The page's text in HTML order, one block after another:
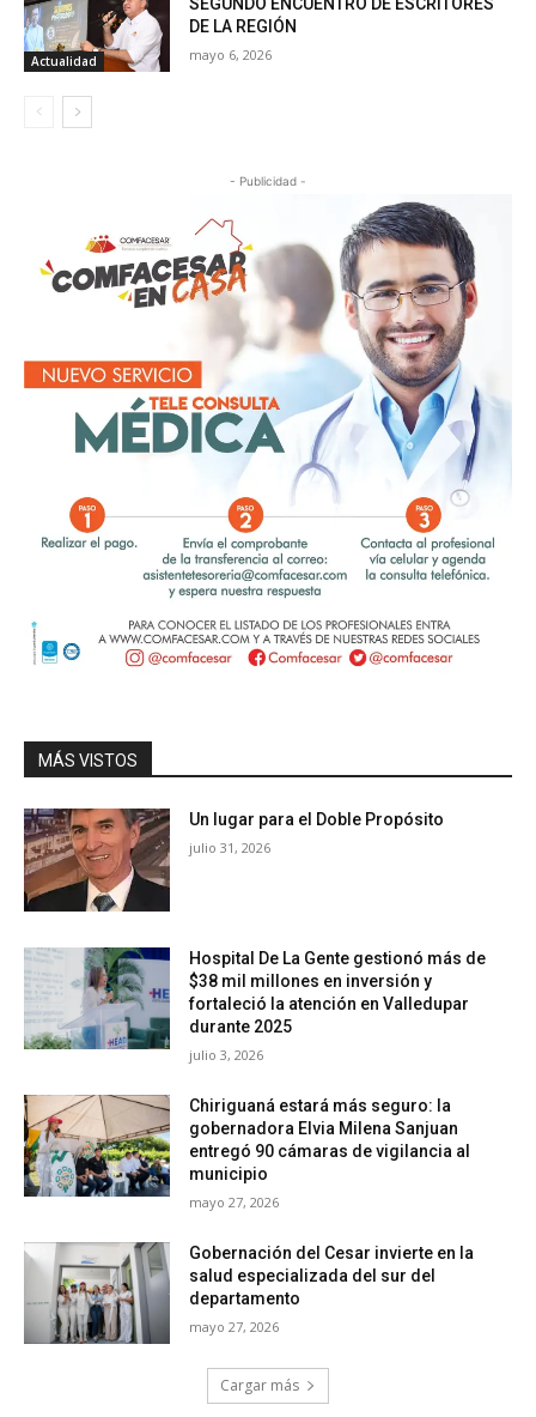
Actualidad
DE LA REGIÓN
mayo 6, 2026
- Publicidad -
MÁS VISTOS
Un lugar para el Doble Propósito
julio 31, 2026
Hospital De La Gente gestionó más de
$38 mil millones en inversión y
fortaleció la atención en Valledupar
durante 2025
julio 3, 2026
Chiriguaná estará más seguro: la
gobernadora Elvia Milena Sanjuan
entregó 90 cámaras de vigilancia al
municipio
mayo 27, 2026
Gobernación del Cesar invierte en la
salud especializada del sur del
departamento
mayo 27, 2026
Cargar más